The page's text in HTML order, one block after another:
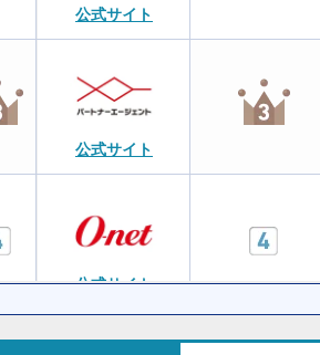
公式サイト
公式サイト
公式サイト